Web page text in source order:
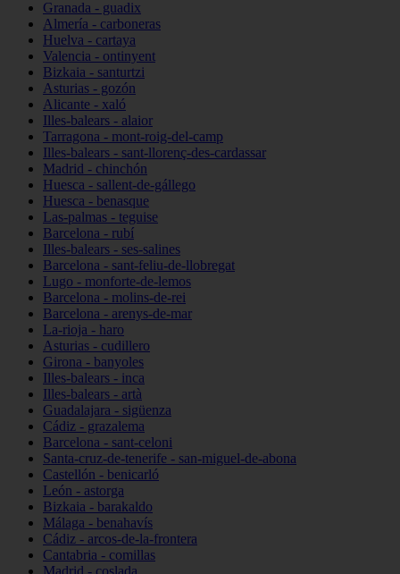
Granada - guadix
Almería - carboneras
Huelva - cartaya
Valencia - ontinyent
Bizkaia - santurtzi
Asturias - gozón
Alicante - xaló
Illes-balears - alaior
Tarragona - mont-roig-del-camp
Illes-balears - sant-llorenç-des-cardassar
Madrid - chinchón
Huesca - sallent-de-gállego
Huesca - benasque
Las-palmas - teguise
Barcelona - rubí
Illes-balears - ses-salines
Barcelona - sant-feliu-de-llobregat
Lugo - monforte-de-lemos
Barcelona - molins-de-rei
Barcelona - arenys-de-mar
La-rioja - haro
Asturias - cudillero
Girona - banyoles
Illes-balears - inca
Illes-balears - artà
Guadalajara - sigüenza
Cádiz - grazalema
Barcelona - sant-celoni
Santa-cruz-de-tenerife - san-miguel-de-abona
Castellón - benicarló
León - astorga
Bizkaia - barakaldo
Málaga - benahavís
Cádiz - arcos-de-la-frontera
Cantabria - comillas
Madrid - coslada